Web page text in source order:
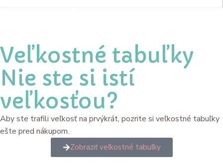
Veľkostné tabuľky
Nie ste si istí
veľkosťou?
Aby ste trafili veľkosť na prvýkrát, pozrite si veľkostné tabuľky
ešte pred nákupom.
Zobraziť veľkostné tabuľky